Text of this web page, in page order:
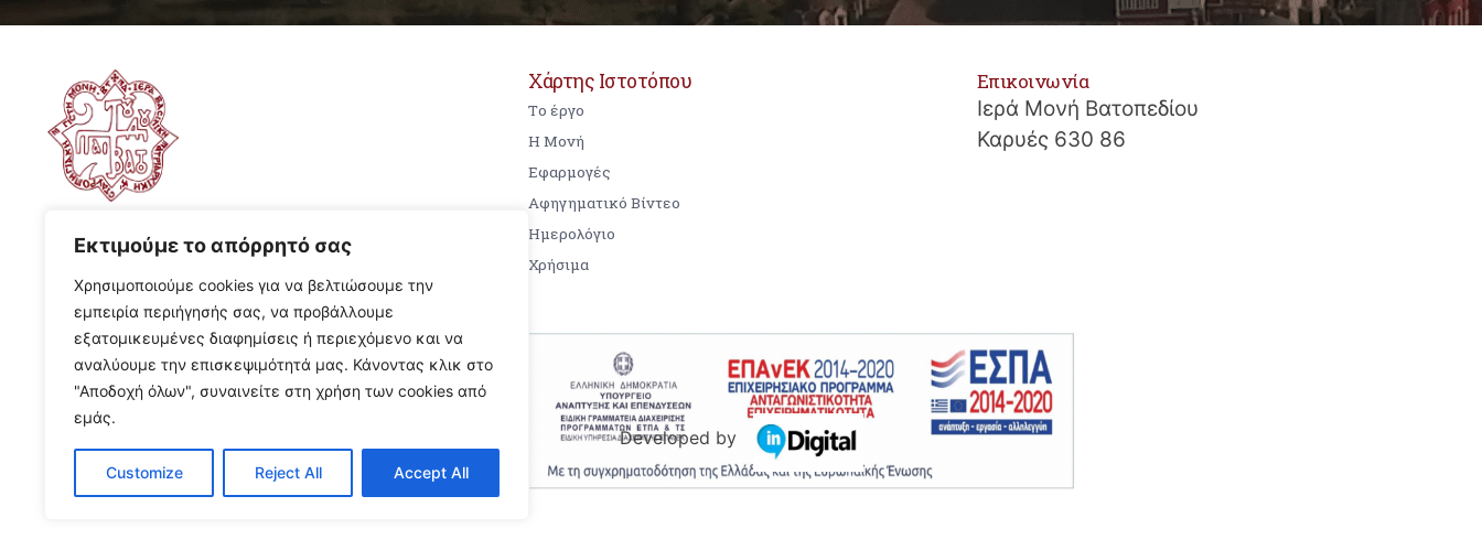
Εκτιμούμε το απόρρητό σας
Χρησιμοποιούμε cookies για να βελτιώσουμε την
εμπειρία περιήγησής σας, να προβάλλουμε
εξατομικευμένες διαφημίσεις ή περιεχόμενο και να
αναλύουμε την επισκεψιμότητά μας. Κάνοντας κλικ στο
"Αποδοχή όλων", συναινείτε στη χρήση των cookies από
εμάς.
Customize Reject All Accept All
Χάρτης Ιστοτόπου
Tο έργο
Η Μονή
Εφαρμογές
Αφηγηματικό Βίντεο
Ημερολόγιο
Χρήσιμα
Επικοινωνία
Ιερά Μονή Βατοπεδίου
Καρυές 630 86
Developed by